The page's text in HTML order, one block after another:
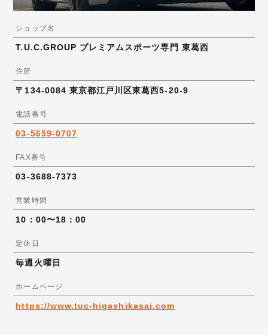
ショップ名
T.U.C.GROUP プレミアムスポーツ専門 東葛西
住所
〒134-0084 東京都江戸川区東葛西5-20-9
電話番号
03-5659-0707
FAX番号
03-3688-7373
営業時間
10：00〜18：00
定休日
毎週火曜日
ホームページ
https://www.tuc-higashikasai.com